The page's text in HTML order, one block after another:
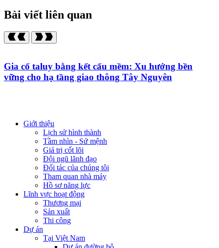
Bài viết liên quan
Gia cố taluy bằng kết cấu mềm: Xu hướng bền
vững cho hạ tầng giao thông Tây Nguyên
Giới thiệu
Lịch sử hình thành
Tầm nhìn - Sứ mệnh
Giá trị cốt lõi
Đội ngũ lãnh đạo
Đối tác của chúng tôi
Tham quan nhà máy
Hồ sơ năng lực
Lĩnh vực hoạt động
Thương mại
Sản xuất
Thi công
Dự án
Tại Việt Nam